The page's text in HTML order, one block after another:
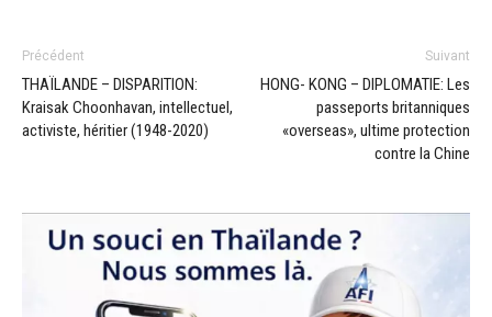
Précédent
THAÏLANDE – DISPARITION:
Kraisak Choonhavan, intellectuel,
activiste, héritier (1948-2020)
Suivant
HONG- KONG – DIPLOMATIE: Les
passeports britanniques
«overseas», ultime protection
contre la Chine